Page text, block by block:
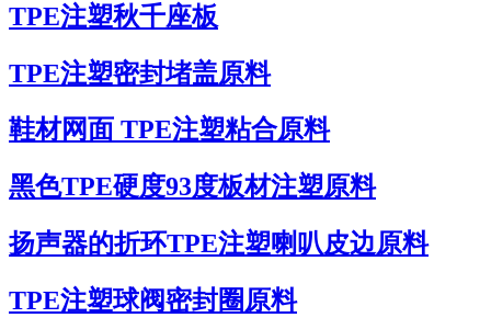
TPE注塑秋千座板
TPE注塑密封堵盖原料
鞋材网面 TPE注塑粘合原料
黑色TPE硬度93度板材注塑原料
扬声器的折环TPE注塑喇叭皮边原料
TPE注塑球阀密封圈原料